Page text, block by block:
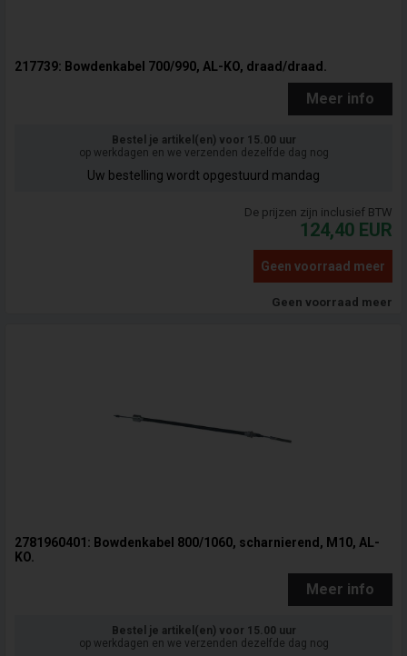
217739: Bowdenkabel 700/990, AL-KO, draad/draad.
Meer info
Bestel je artikel(en) voor 15.00 uur
op werkdagen en we verzenden dezelfde dag nog
Uw bestelling wordt opgestuurd mandag
De prijzen zijn inclusief BTW
124,40 EUR
Geen voorraad meer
Geen voorraad meer
2781960401: Bowdenkabel 800/1060, scharnierend, M10, AL-
KO.
Meer info
Bestel je artikel(en) voor 15.00 uur
op werkdagen en we verzenden dezelfde dag nog